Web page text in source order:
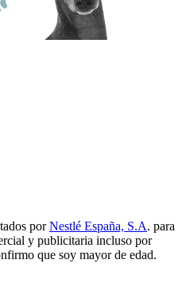
porNestlé España, S.A. para
y publicitaria incluso por
que soy mayor de edad.